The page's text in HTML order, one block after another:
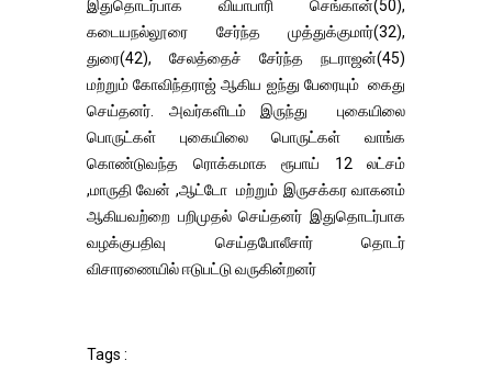
இதுதொடர்பாக வியாபாரி செங்கான்(50),
கடையநல்லூரை சேர்ந்த முத்துக்குமார்(32),
துரை(42), சேலத்தைச் சேர்ந்த நடராஜன்(45)
மற்றும் கோவிந்தராஜ் ஆகிய ஐந்து பேரையும் கைது
செய்தனர். அவர்களிடம் இருந்து புகையிலை
பொருட்கள் புகையிலை பொருட்கள் வாங்க
கொண்டுவந்த ரொக்கமாக ரூபாய் 12 லட்சம்
,மாருதி வேன் ,ஆட்டோ மற்றும் இருசக்கர வாகனம்
ஆகியவற்றை பறிமுதல் செய்தனர் இதுதொடர்பாக
வழக்குபதிவு செய்தபோலீசார் தொடர்
விசாரணையில் ஈடுபட்டு வருகின்றனர்
Tags :